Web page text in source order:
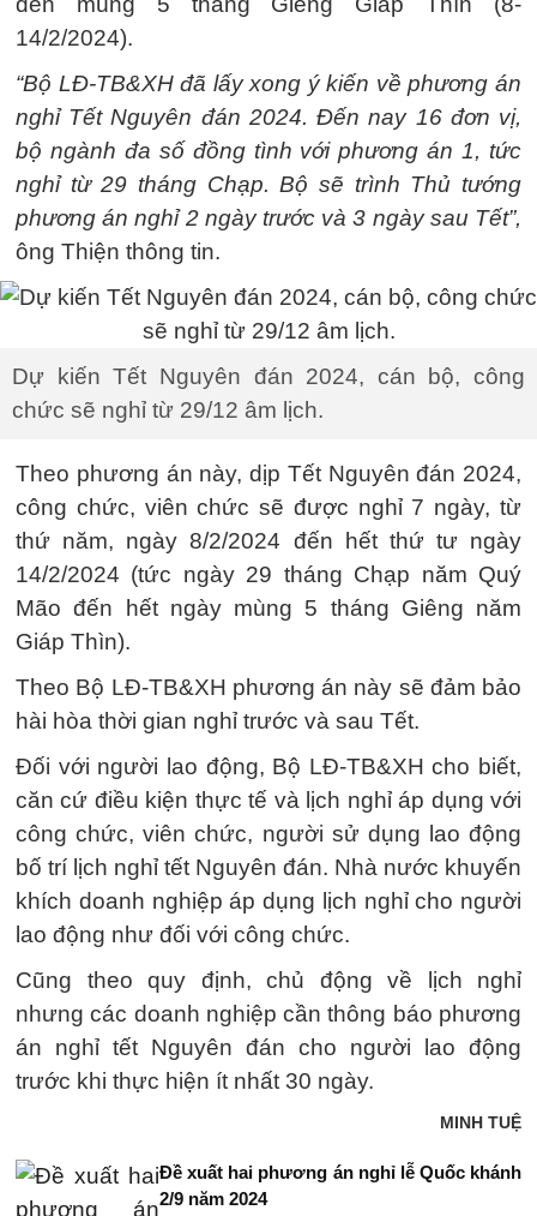
14/2/2024).
“Bộ LĐ-TB&XH đã lấy xong ý kiến về phương án
nghỉ Tết Nguyên đán 2024. Đến nay 16 đơn vị,
bộ ngành đa số đồng tình với phương án 1, tức
nghỉ từ 29 tháng Chạp. Bộ sẽ trình Thủ tướng
phương án nghỉ 2 ngày trước và 3 ngày sau Tết”,
ông Thiện thông tin.
Dự kiến Tết Nguyên đán 2024, cán bộ, công
chức sẽ nghỉ từ 29/12 âm lịch.
Theo phương án này, dịp Tết Nguyên đán 2024,
công chức, viên chức sẽ được nghỉ 7 ngày, từ
thứ năm, ngày 8/2/2024 đến hết thứ tư ngày
14/2/2024 (tức ngày 29 tháng Chạp năm Quý
Mão đến hết ngày mùng 5 tháng Giêng năm
Giáp Thìn).
Theo Bộ LĐ-TB&XH phương án này sẽ đảm bảo
hài hòa thời gian nghỉ trước và sau Tết.
Đối với người lao động, Bộ LĐ-TB&XH cho biết,
căn cứ điều kiện thực tế và lịch nghỉ áp dụng với
công chức, viên chức, người sử dụng lao động
bố trí lịch nghỉ tết Nguyên đán. Nhà nước khuyến
khích doanh nghiệp áp dụng lịch nghỉ cho người
lao động như đối với công chức.
Cũng theo quy định, chủ động về lịch nghỉ
nhưng các doanh nghiệp cần thông báo phương
án nghỉ tết Nguyên đán cho người lao động
trước khi thực hiện ít nhất 30 ngày.
MINH TUỆ
Đề xuất hai phương án nghỉ lễ Quốc khánh
2/9 năm 2024